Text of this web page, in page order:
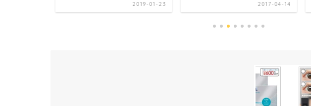
2019-01-23 2017-04-14